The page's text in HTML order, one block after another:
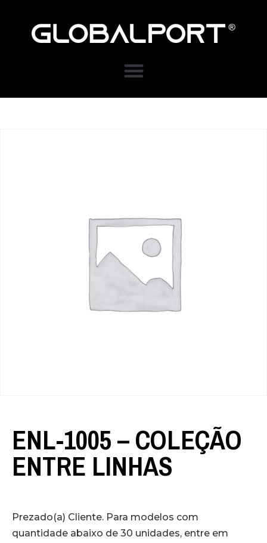
ENL-1005 – COLEÇÃO
ENTRE LINHAS
Prezado(a) Cliente. Para modelos com
quantidade abaixo de 30 unidades, entre em